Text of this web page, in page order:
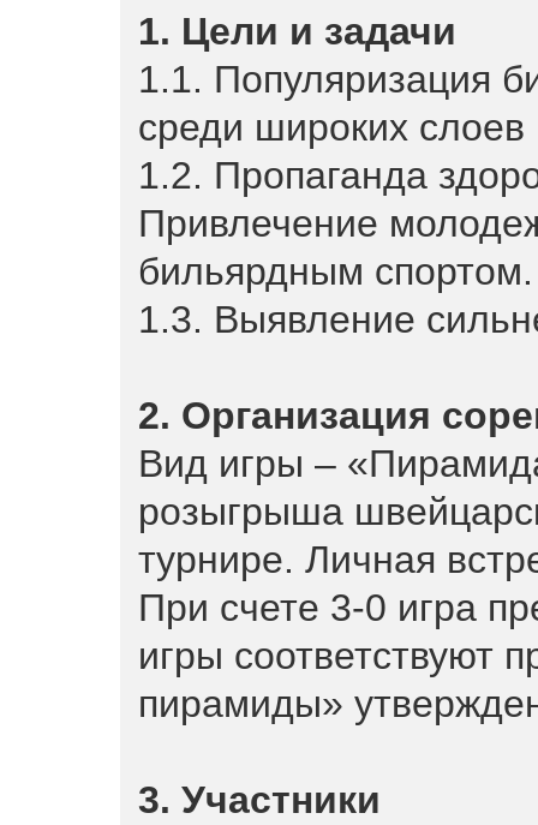
1. Цели и задачи
1.1. Популяризация
среди широких слоев
1.2. Пропаганда
Привлечение
бильярдным спортом.
1.3. Выявление
2. Организация
Вид игры –
розыгрыша
турнире. Личная
При счете 3-0 игра
игры соответствуют
пирамиды»
3. Участники